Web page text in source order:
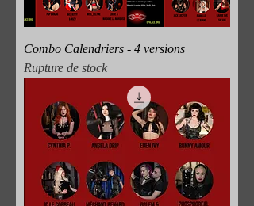
Combo Calendriers - 4 versions
Rupture de stock